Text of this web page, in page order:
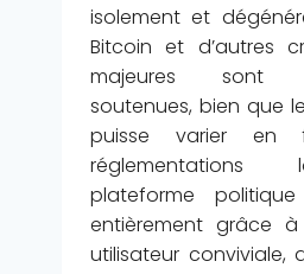
isolement et
Bitcoin et d’autres
majeures sont
soutenues, bien que
puisse varier en
réglementations
plateforme
entièrement grâce
utilisateur conviviale,